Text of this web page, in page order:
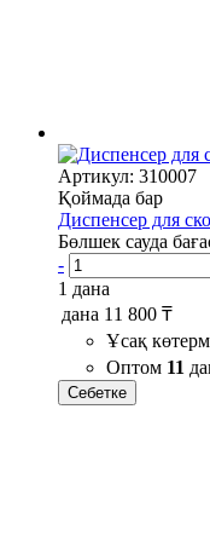
Артикул: 310007
Қоймада бар
Диспенсер для
Бөлшек сауда
-
1 дана
дана 11 800 ₸
Ұсақ
Оптом 11
Себетке